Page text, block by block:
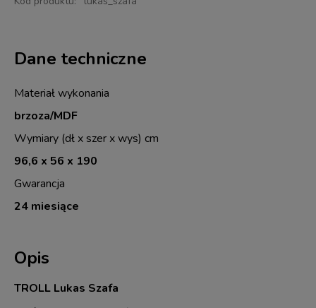
Opis
TROLL Lukas Szafa
Dane techniczne
Materiał wykonania
brzoza/MDF
Wymiary (dł x szer x wys) cm
96,6 x 56 x 190
Gwarancja
24 miesiące